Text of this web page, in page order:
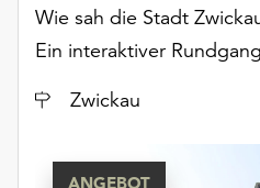
Wie sah die Stadt
Ein interaktiver
Ort
Zwickau
ANGEBOT